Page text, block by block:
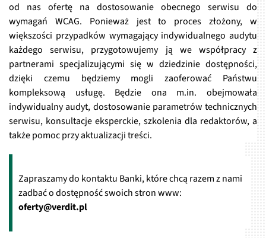
od nas ofertę na dostosowanie obecnego serwisu do
wymagań WCAG. Ponieważ jest to proces złożony, w
większości przypadków wymagający indywidualnego audytu
każdego serwisu, przygotowujemy ją we współpracy z
partnerami specjalizującymi się w dziedzinie dostępności,
dzięki czemu będziemy mogli zaoferować Państwu
kompleksową usługę. Będzie ona m.in. obejmowała
indywidualny audyt, dostosowanie parametrów technicznych
serwisu, konsultacje eksperckie, szkolenia dla redaktorów, a
także pomoc przy aktualizacji treści.
Zapraszamy do kontaktu Banki, które chcą razem z nami
zadbać o dostępność swoich stron www:
oferty@verdit.pl